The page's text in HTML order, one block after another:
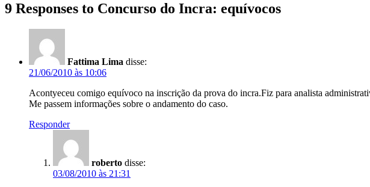
9 Responses to Concurso do Incra: equívocos
Fattima Lima disse:
21/06/2010 às 10:06
Acontyeceu comigo equívoco na inscrição da prova do incra.Fiz para analista
Me passem informações sobre o andamento do caso.
Responder
roberto disse:
03/08/2010 às 21:31